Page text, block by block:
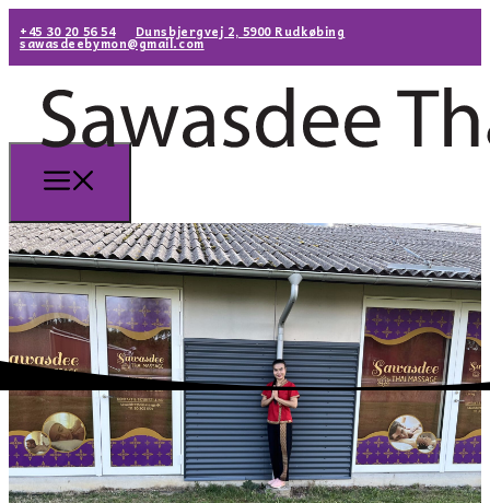
+45 30 20 56 54 Dunsbjergvej 2, 5900 Rudkøbing
sawasdeebymon@gmail.com